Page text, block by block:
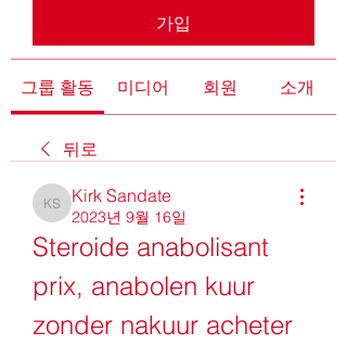
가입
그룹 활동 미디어 회원 소개
뒤로
Kirk Sandate
Kirk Sandate
2023년 9월 16일
Steroide anabolisant
prix, anabolen kuur
zonder nakuur acheter